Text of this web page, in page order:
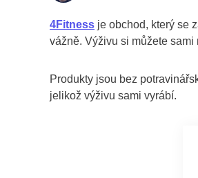
4Fitness je obchod, který se
vážně. Výživu si můžete
Produkty jsou bez
jelikož výživu sami vyrábí.